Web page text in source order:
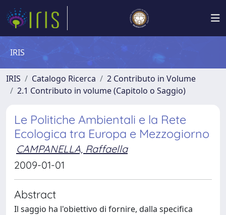
IRIS
IRIS Catalogo Ricerca
2 Contributo in Volume
2.1 Contributo in volume (Capitolo o Saggio)
Le Politiche Ambientali e la Rete
Ecologica tra Europa e Mezzogiorno
CAMPANELLA, Raffaella
2009-01-01
Abstract
Il saggio ha l'obiettivo di fornire, dalla specifica